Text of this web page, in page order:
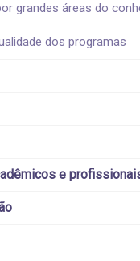
grandes áreas do
dos programas
e